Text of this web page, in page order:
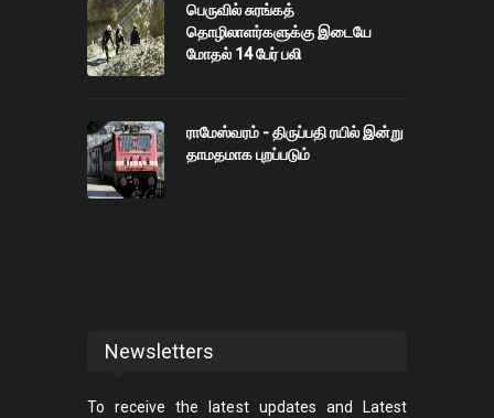
பெருவில் சுரங்கத்
தொழிலாளர்களுக்கு இடையே
மோதல் 14 பேர் பலி
ராமேஸ்வரம் - திருப்பதி ரயில் இன்று
தாமதமாக புறப்படும்
Newsletters
To receive the latest updates and Latest